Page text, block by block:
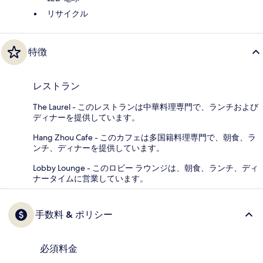
リサイクル
特徴
レストラン
The Laurel - このレストランは中華料理専門で、ランチおよび
ディナーを提供しています。
Hang Zhou Cafe - このカフェは多国籍料理専門で、朝食、ラ
ンチ、ディナーを提供しています。
Lobby Lounge - このロビー ラウンジは、朝食、ランチ、ディ
ナータイムに営業しています。
手数料 & ポリシー
必須料金